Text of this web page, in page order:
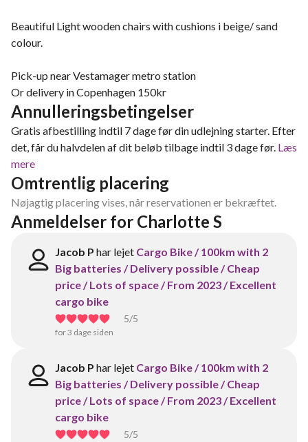
Beautiful Light wooden chairs with cushions i beige/ sand
colour.
Pick-up near Vestamager metro station
Or delivery in Copenhagen 150kr
Annulleringsbetingelser
Gratis afbestilling indtil 7 dage før din udlejning starter. Efter
det, får du halvdelen af dit beløb tilbage indtil 3 dage før. Læs
mere
Omtrentlig placering
Nøjagtig placering vises, når reservationen er bekræftet.
Anmeldelser for Charlotte S
Jacob P har lejet Cargo Bike / 100km with 2
Big batteries / Delivery possible / Cheap
price / Lots of space / From 2023 / Excellent
cargo bike
5/5
for 3 dage siden
Jacob P har lejet Cargo Bike / 100km with 2
Big batteries / Delivery possible / Cheap
price / Lots of space / From 2023 / Excellent
cargo bike
5/5